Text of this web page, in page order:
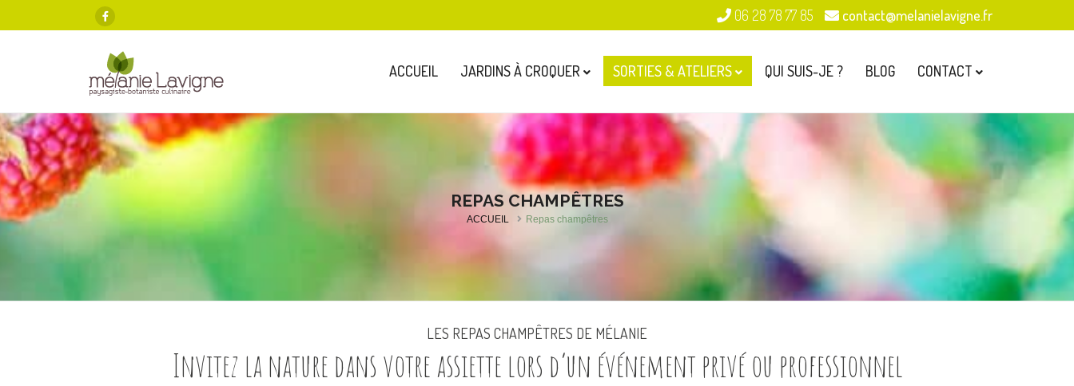
06 28 78 77 85 contact@melanielavigne.fr
ACCUEIL JARDINS À CROQUER
PARTICULIERS
VISITE CONSEIL
CONCEPTION
PROFESSIONNELS
SORTIES & ATELIERS
BALADES BOTANIQUES
ATELIERS CUISINE SAUVAGE
REPAS CHAMPÊTRES
QUI SUIS-JE ? BLOG CONTACT
PARTENAIRES
REPAS CHAMPÊTRES
ACCUEIL Repas champêtres
LES REPAS CHAMPÊTRES DE MÉLANIE
Invitez la nature dans votre assiette lors d’un événement privé ou professionnel